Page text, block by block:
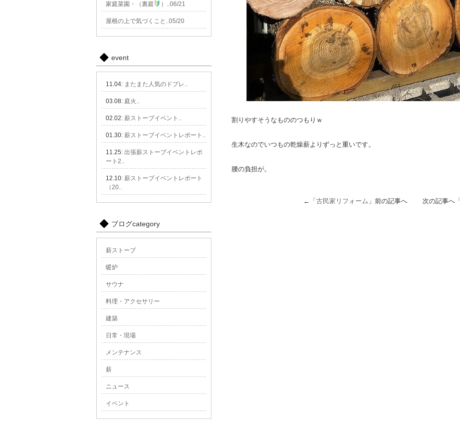
割りやすそうなもののつもりｗ
生木なのでいつもの乾燥薪よりずっと重いです。
腰の負担が。
←「 古民家リフォーム 」前の記事へ 次の記事へ「
家庭菜園・（裏庭 ）..06/21
屋根の上で気づくこと..05/20
event
11.04: またまた人気のドブレ..
03.08: 庭火..
02.02: 薪ストーブイベント..
01.30: 薪ストーブイベントレポート..
11.25: 出張薪ストーブイベントレポ
ート2..
12.10: 薪ストーブイベントレポート
（20..
ブログcategory
薪ストーブ
暖炉
サウナ
料理・アクセサリー
建築
日常・現場
メンテナンス
薪
ニュース
イベント